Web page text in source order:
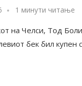
1 минути читање
на Челси, Тод
бек бил купен